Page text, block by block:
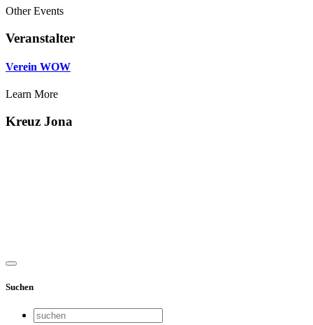
Other Events
Veranstalter
Verein WOW
Learn More
Kreuz Jona
Suchen